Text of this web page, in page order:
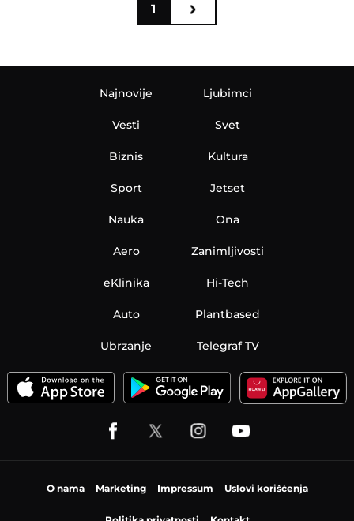
1
Najnovije
Vesti
Biznis
Sport
Nauka
Aero
Ljubimci
Svet
Kultura
Jetset
Ona
Zanimljivosti
eKlinika Hi-Tech
Auto Plantbased
Ubrzanje Telegraf TV
O nama Marketing Impressum Uslovi korišćenja